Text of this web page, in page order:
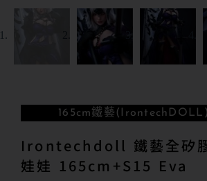
165cm鐵藝(IrontechDOLL)
Irontechdoll 鐵藝全矽
娃娃 165cm+S15 Eva